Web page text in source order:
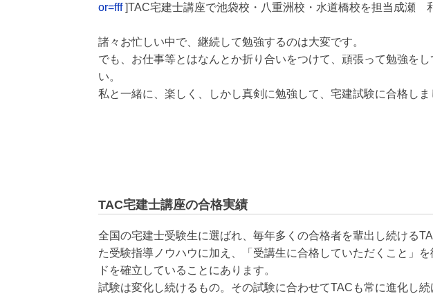
or=fff]TAC宅建士講座で池袋校・八重洲校・水道橋校を担当成瀬
諸々お忙しい中で、継続して勉強するのは大変です。
でも、お仕事等とはなんとか折り合いをつけて、頑張って勉強を
い。
私と一緒に、楽しく、しかし真剣に勉強して、宅建試験に合格しま
TAC宅建士講座の合格実績
全国の宅建士受験生に選ばれ、毎年多くの合格者を輩出し続ける
た受験指導ノウハウに加え、「受講生に合格していただくこと」
ドを確立していることにあります。
試験は変化し続けるもの。その試験に合わせてTACも常に進化し